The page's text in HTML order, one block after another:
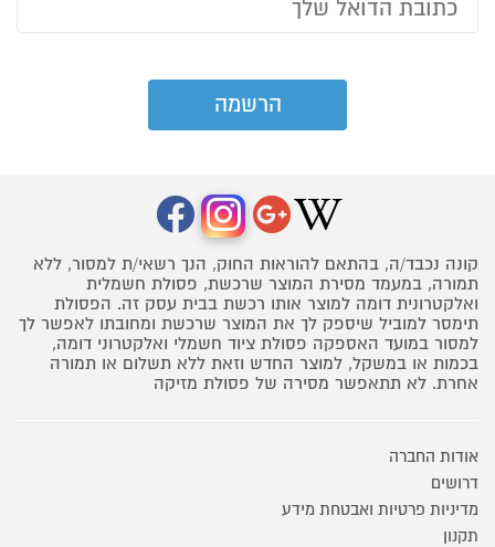
קונה נכבד/ה, בהתאם להוראות החוק, הנך רשאי/ת למסור, ללא
תמורה, במעמד מסירת המוצר שרכשת, פסולת חשמלית
ואלקטרונית דומה למוצר אותו רכשת בבית עסק זה. הפסולת
תימסר למוביל שיספק לך את המוצר שרכשת ומחובתו לאפשר לך
למסור במועד האספקה פסולת ציוד חשמלי ואלקטרוני דומה,
בכמות או במשקל, למוצר החדש וזאת ללא תשלום או תמורה
אחרת. לא תתאפשר מסירה של פסולת מזיקה
אודות החברה
דרושים
מדיניות פרטיות ואבטחת מידע
תקנון